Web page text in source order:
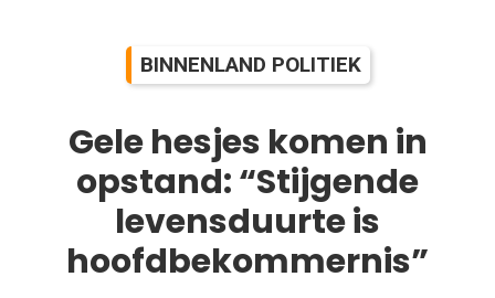
BINNENLAND POLITIEK
Gele hesjes komen in
opstand: “Stijgende
levensduurte is
hoofdbekommernis”